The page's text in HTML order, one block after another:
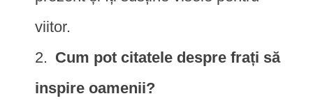
viitor.
Cum pot citatele despre frați să
inspire oamenii?